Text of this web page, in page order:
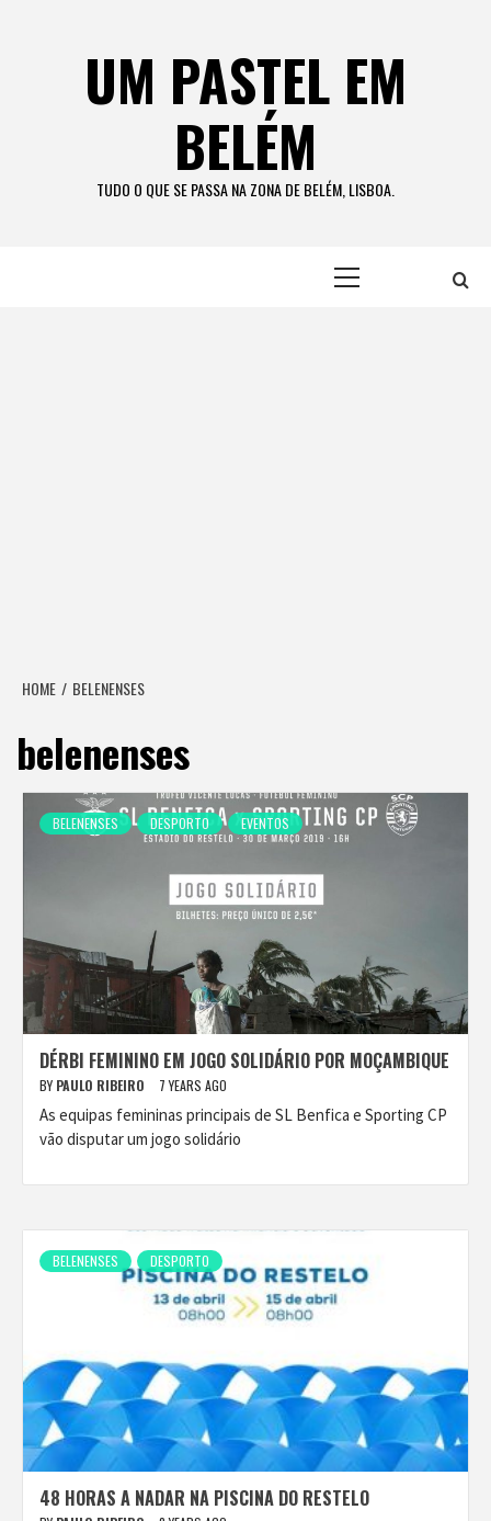
UM PASTEL EM
BELÉM
TUDO O QUE SE PASSA NA ZONA DE BELÉM, LISBOA.
HOME BELENENSES
belenenses
BELENENSES DESPORTO EVENTOS
DÉRBI FEMININO EM JOGO SOLIDÁRIO POR MOÇAMBIQUE
BY PAULO RIBEIRO 7 YEARS AGO
As equipas femininas principais de SL Benfica e Sporting CP
vão disputar um jogo solidário
BELENENSES DESPORTO
48 HORAS A NADAR NA PISCINA DO RESTELO